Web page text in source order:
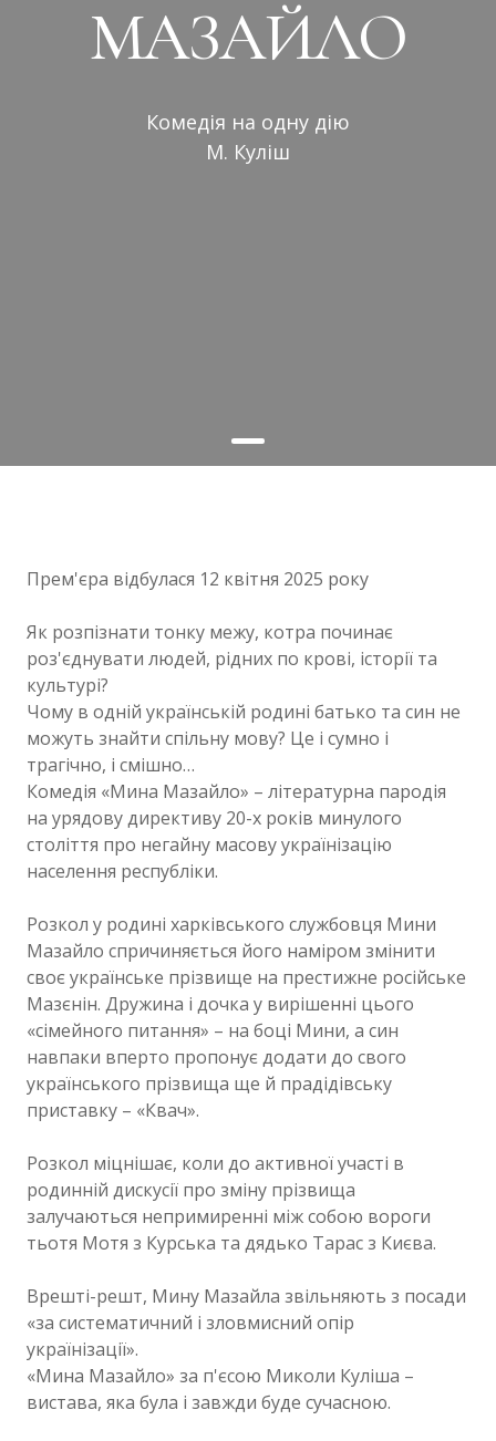
МАЗАЙЛО
Комедія на одну дію
М. Куліш
Прем'єра відбулася 12 квітня 2025 року
Як розпізнати тонку межу, котра починає
роз'єднувати людей, рідних по крові, історії та
культурі?
Чому в одній українській родині батько та син не
можуть знайти спільну мову? Це і сумно і
трагічно, і смішно…
Комедія «Мина Мазайло» – літературна пародія
на урядову директиву 20-х років минулого
століття про негайну масову українізацію
населення республіки.
Розкол у родині харківського службовця Мини
Мазайло спричиняється його наміром змінити
своє українське прізвище на престижне російське
Мазєнін. Дружина і дочка у вирішенні цього
«сімейного питання» – на боці Мини, а син
навпаки вперто пропонує додати до свого
українського прізвища ще й прадідівську
приставку – «Квач».
Розкол міцнішає, коли до активної участі в
родинній дискусії про зміну прізвища
залучаються непримиренні між собою вороги
тьотя Мотя з Курська та дядько Тарас з Києва.
Врешті-решт, Мину Мазайла звільняють з посади
«за систематичний і зловмисний опір
українізації».
«Мина Мазайло» за п'єсою Миколи Куліша –
вистава, яка була і завжди буде сучасною.